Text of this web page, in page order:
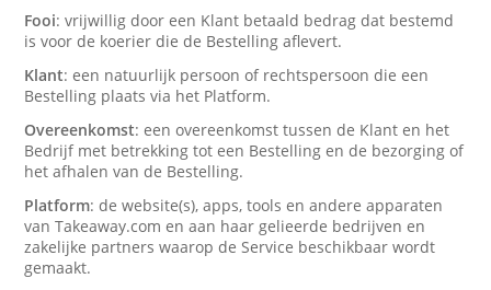
Fooi: vrijwillig door een Klant betaald bedrag dat bestemd
is voor de koerier die de Bestelling aflevert.
Klant: een natuurlijk persoon of rechtspersoon die een
Bestelling plaats via het Platform.
Overeenkomst: een overeenkomst tussen de Klant en het
Bedrijf met betrekking tot een Bestelling en de bezorging of
het afhalen van de Bestelling.
Platform: de website(s), apps, tools en andere apparaten
van Takeaway.com en aan haar gelieerde bedrijven en
zakelijke partners waarop de Service beschikbaar wordt
gemaakt.